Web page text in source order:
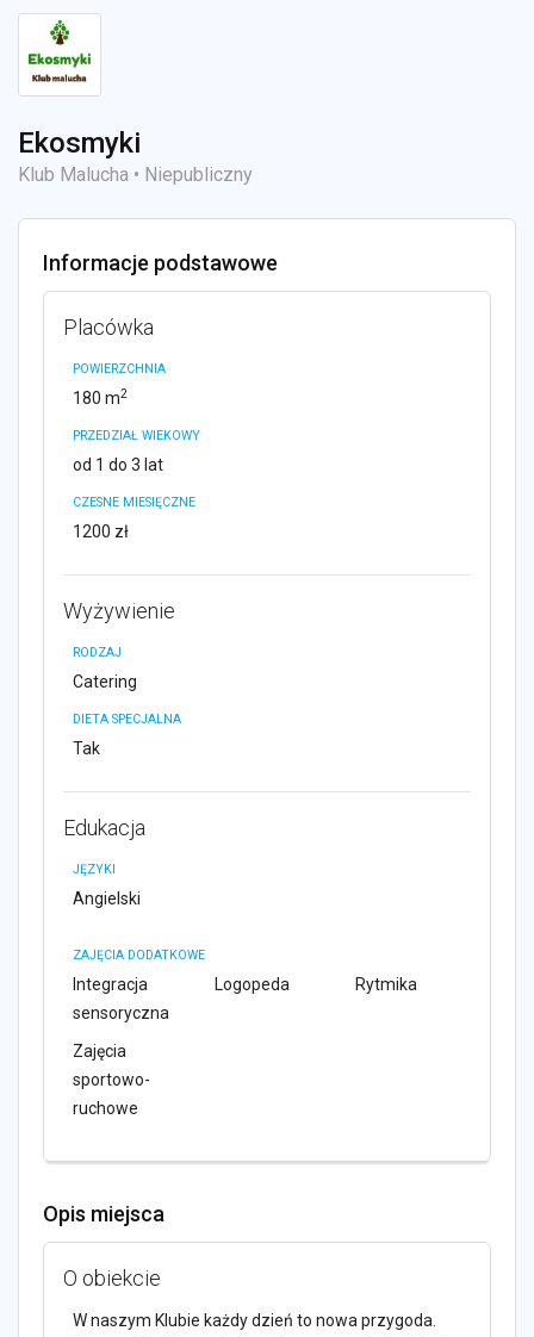
Ekosmyki
Klub Malucha • Niepubliczny
Informacje podstawowe
Placówka
POWIERZCHNIA
180 m2
PRZEDZIAŁ WIEKOWY
od 1 do 3 lat
CZESNE MIESIĘCZNE
1200 zł
Wyżywienie
RODZAJ
Catering
DIETA SPECJALNA
Tak
Edukacja
JĘZYKI
Angielski
ZAJĘCIA DODATKOWE
Integracja
sensoryczna
Logopeda Rytmika
Zajęcia
sportowo-
ruchowe
Opis miejsca
O obiekcie
W naszym Klubie każdy dzień to nowa przygoda.